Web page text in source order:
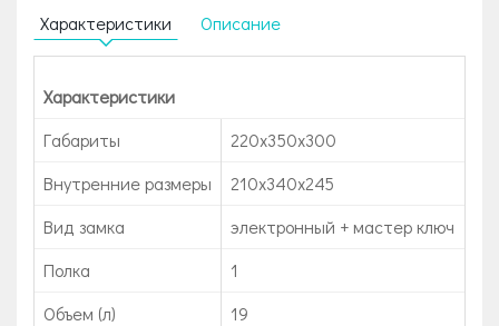
Характеристики Описание
Характеристики
Габариты
220x350x300
Внутренние размеры
210x340x245
Вид замка
электронный + мастер ключ
Полка
1
Объем (л)
19